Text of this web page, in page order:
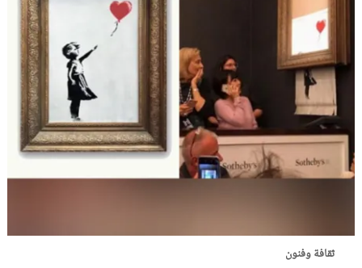
ثقافة وفنون